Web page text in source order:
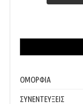
ΟΜΟΡΦΙΑ
ΣΥΝΕΝΤΕΥΞΕΙΣ